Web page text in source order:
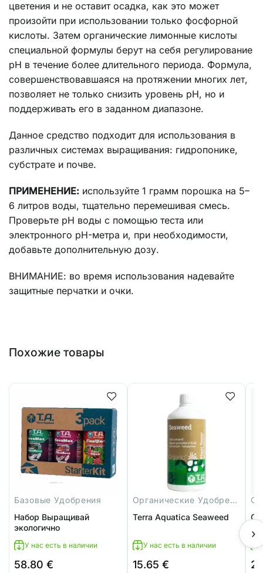
цветения и не оставит осадка, как это может
произойти при использовании только фосфорной
кислоты. Затем органические лимонные кислоты
специальной формулы берут на себя регулирование
pH в течение более длительного периода. Формула,
совершенствовавшаяся на протяжении многих лет,
позволяет не только снизить уровень pH, но и
поддерживать его в заданном диапазоне.
Данное средство подходит для использования в
различных системах выращивания: гидропонике,
субстрате и почве.
ПРИМЕНЕНИЕ: используйте 1 грамм порошка на 5–
6 литров воды, тщательно перемешивая смесь.
Проверьте pH воды с помощью теста или
электронного pH-метра и, при необходимости,
добавьте дополнительную дозу.
ВНИМАНИЕ: во время использования надевайте
защитные перчатки и очки.
Похожие товары
Базовые Удобрения
Набор Выращивай
экологично
У нас есть в наличии
58.80 €
Органические Удобрения
Terra Aquatica Seaweed
У нас есть в наличии
15.65 €
›